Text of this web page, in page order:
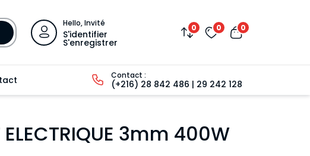
Hello, Invité
S'identifier
S'enregistrer
0 0 0
Contact :
(+216) 28 842 486 | 29 242 128
ELECTRIQUE 3mm 400W